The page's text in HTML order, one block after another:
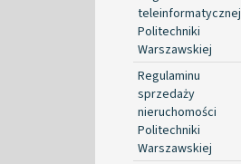
teleinformatycznej
Politechniki
Warszawskiej
Regulaminu
sprzedaży
nieruchomości
Politechniki
Warszawskiej